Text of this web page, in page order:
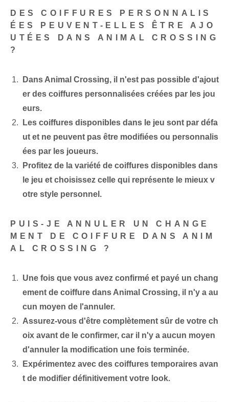
DES COIFFURES PERSONNALIS
ÉES PEUVENT-ELLES ÊTRE AJO
UTÉES DANS ANIMAL CROSSING
?
Dans Animal Crossing, il n'est pas possible d'ajout
er des coiffures personnalisées créées par les jou
eurs.
Les coiffures disponibles dans le jeu sont par défa
ut et ne peuvent pas être modifiées ou personnalis
ées par les joueurs.
Profitez de la variété de coiffures disponibles dans
le jeu et choisissez celle qui représente le mieux v
otre style personnel.
PUIS-JE ANNULER UN CHANGE
MENT DE COIFFURE DANS ANIM
AL CROSSING ?
Une fois que vous avez confirmé et payé un chang
ement de coiffure dans Animal Crossing, il n'y a au
cun moyen de l'annuler.
Assurez-vous d'être complètement sûr de votre ch
oix avant de le confirmer, car il n'y a aucun moyen
d'annuler la modification une fois terminée.
Expérimentez avec des coiffures temporaires avan
t de modifier définitivement votre look.